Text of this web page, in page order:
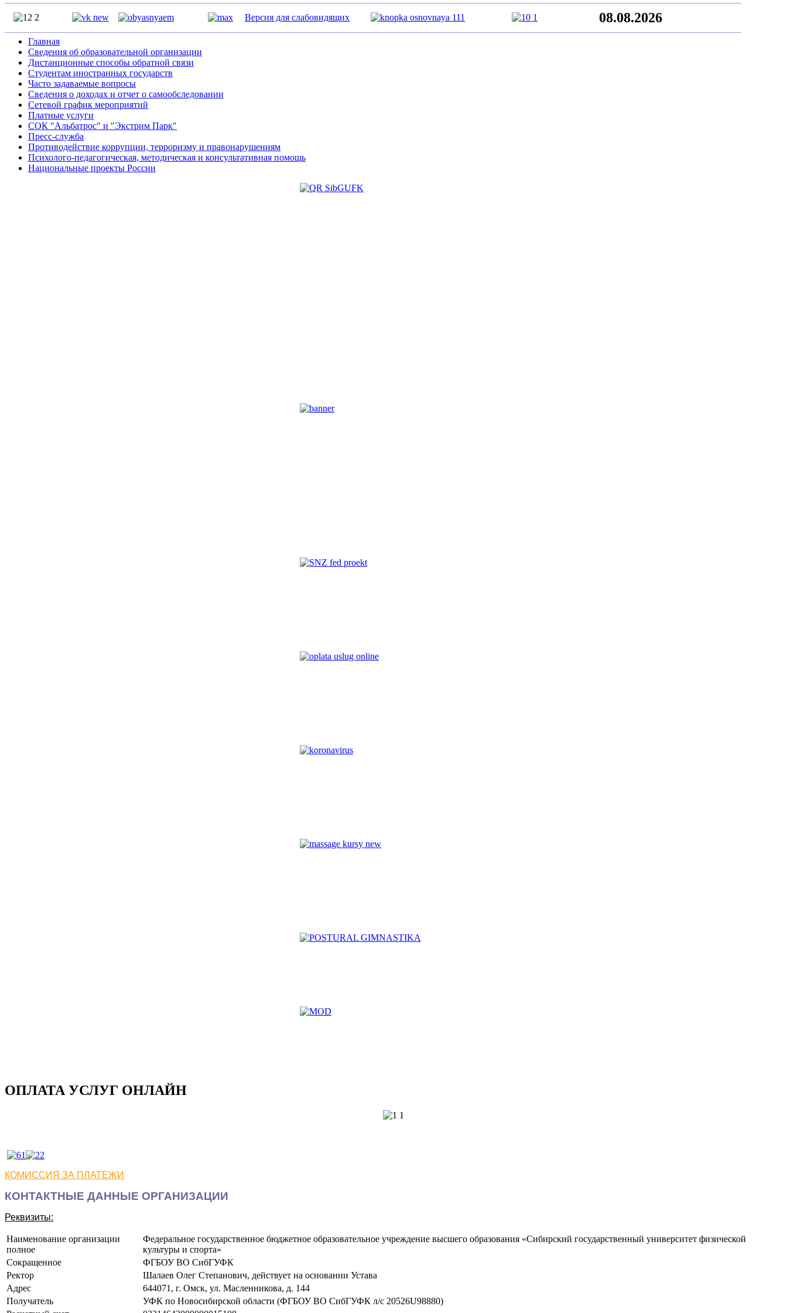
Версия для слабовидящих 08.08.2026
Главная
Сведения об образовательной организации
Дистанционные способы обратной связи
Студентам иностранных государств
Часто задаваемые вопросы
Сведения о доходах и отчет о самообследовании
Сетевой график мероприятий
Платные услуги
СОК "Альбатрос" и "Экстрим Парк"
Пресс-служба
Противодействие коррупции, терроризму и правонарушениям
Психолого-педагогическая, методическая и консультативная помощь
Национальные проекты России
ОПЛАТА УСЛУГ ОНЛАЙН
КОМИССИЯ ЗА ПЛАТЕЖИ
КОНТАКТНЫЕ ДАННЫЕ ОРГАНИЗАЦИИ
Реквизиты:
Наименование организации
полное
Федеральное государственное бюджетное образовательное учреждение высшего образования «Сибирский государственный университет физической
культуры и спорта»
Сокращенное
ФГБОУ ВО СибГУФК
Ректор
Шалаев Олег Степанович, действует на основании Устава
Адрес
644071, г. Омск, ул. Масленникова, д. 144
Получатель
УФК по Новосибирской области (ФГБОУ ВО СибГУФК л/с 20526U98880)